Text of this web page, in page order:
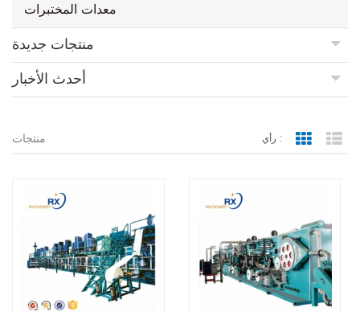
معدات المختبرات
منتجات جديدة
أحدث الأخبار
منتجات رأي : Grid View